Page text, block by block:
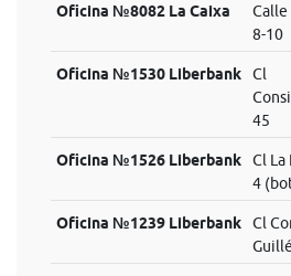
Oficina №8082 La Caixa
Calle
8-10
Oficina №1530 Liberbank
Cl
45
Oficina №1526 Liberbank
Cl La
4
Oficina №1239 Liberbank
Cl